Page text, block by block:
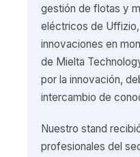
gestión de flotas y
eléctricos de
innovaciones en
de Mielta
por la innovación,
intercambio de
Nuestro stand
profesionales del